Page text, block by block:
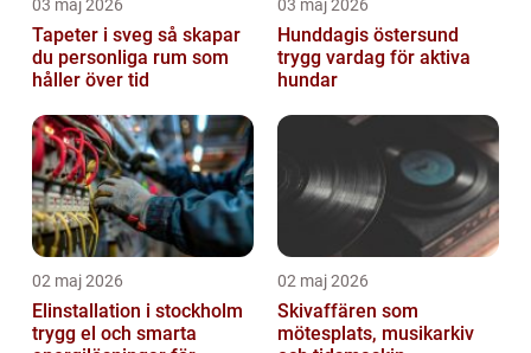
03 maj 2026
Tapeter i sveg så skapar
du personliga rum som
håller över tid
03 maj 2026
Hunddagis östersund
trygg vardag för aktiva
hundar
02 maj 2026
Elinstallation i stockholm
trygg el och smarta
02 maj 2026
Skivaffären som
mötesplats, musikarkiv